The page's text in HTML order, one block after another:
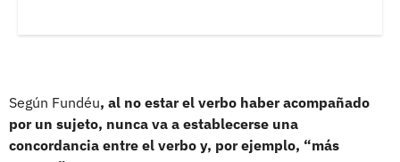
Según Fundéu, al no estar el verbo haber acompañado
por un sujeto, nunca va a establecerse una
concordancia entre el verbo y, por ejemplo, “más